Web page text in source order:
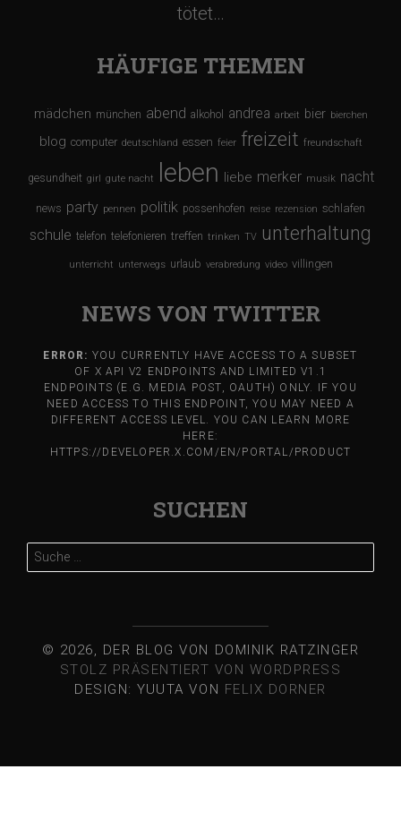
tötet…
HÄUFIGE THEMEN
mädchen münchen abend alkohol andrea arbeit bier bierchen
blog computer deutschland essen feier freizeit freundschaft
gesundheit girl gute nacht leben liebe merker musik nacht
news party pennen politik possenhofen reise rezension schlafen
schule telefon telefonieren treffen trinken TV unterhaltung
unterricht unterwegs urlaub verabredung video villingen
NEWS VON TWITTER
ERROR: YOU CURRENTLY HAVE ACCESS TO A SUBSET
OF X API V2 ENDPOINTS AND LIMITED V1.1
ENDPOINTS (E.G. MEDIA POST, OAUTH) ONLY. IF YOU
NEED ACCESS TO THIS ENDPOINT, YOU MAY NEED A
DIFFERENT ACCESS LEVEL. YOU CAN LEARN MORE
HERE:
HTTPS://DEVELOPER.X.COM/EN/PORTAL/PRODUCT
SUCHEN
nach:
© 2026, DER BLOG VON DOMINIK RATZINGER
STOLZ PRÄSENTIERT VON WORDPRESS
DESIGN: YUUTA VON FELIX DORNER